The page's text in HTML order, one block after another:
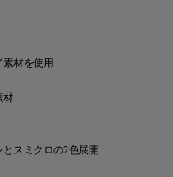
素材を使用
材
とスミクロの2色展開